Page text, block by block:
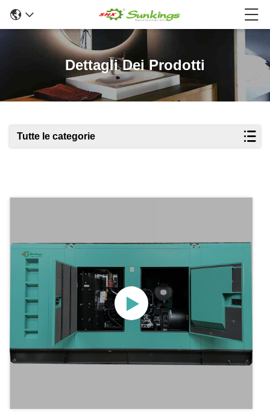
Dettagli Dei Prodotti
Tutte le categorie